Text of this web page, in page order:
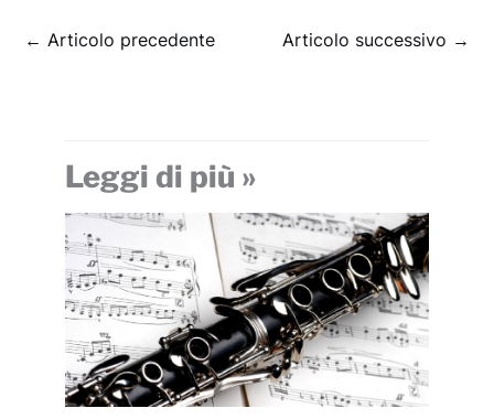
← Articolo precedente Articolo successivo →
Leggi di più »